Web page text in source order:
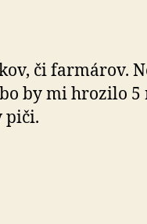
či farmárov.
by mi hrozilo 5
piči.